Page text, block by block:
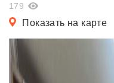
179
Показать на карте